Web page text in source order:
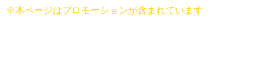
※本ページはプロモーションが含まれています